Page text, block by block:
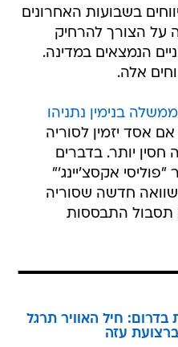
בשבועות האחרונים
על הצורך להרחיק
הנמצאים במדינה.
אלה.
בנימין נתניהו
אם אסד יזמין לסוריה
חסין יותר. בדברים
אקסצ'יינג'"
חדשה שסוריה
תסבול התבססות
חיל האוויר תרגל
עזה